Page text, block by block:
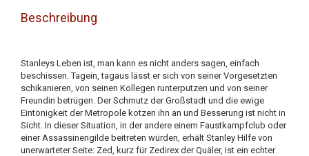
Beschreibung
Stanleys Leben ist, man kann es nicht anders sagen, einfach
beschissen. Tagein, tagaus lässt er sich von seiner Vorgesetzten
schikanieren, von seinen Kollegen runterputzen und von seiner
Freundin betrügen. Der Schmutz der Großstadt und die ewige
Eintönigkeit der Metropole kotzen ihn an und Besserung ist nicht in
Sicht. In dieser Situation, in der andere einem Faustkampfclub oder
einer Assassinengilde beitreten würden, erhält Stanley Hilfe von
unerwarteter Seite: Zed, kurz für Zedirex der Quäler, ist ein echter